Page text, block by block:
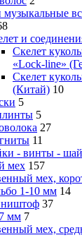
и
Скелет
«Lock-line»
Скелет
(Китай) 10
5
5
27
11
- винты -
мех 157
мех,
1-10 мм 14
37
мм 7
мех,